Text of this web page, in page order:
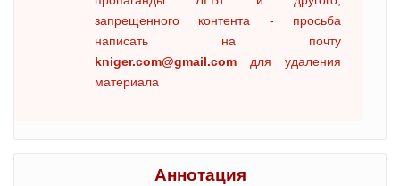
запрещенного контента - просьба
написать на почту
kniger.com@gmail.com для удаления
материала
Аннотация